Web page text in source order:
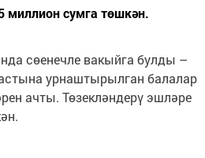
миллион сумга төшкән.
сөенечле вакыйга булды –
урнаштырылган балалар
ачты. Төзекләндерү эшләре